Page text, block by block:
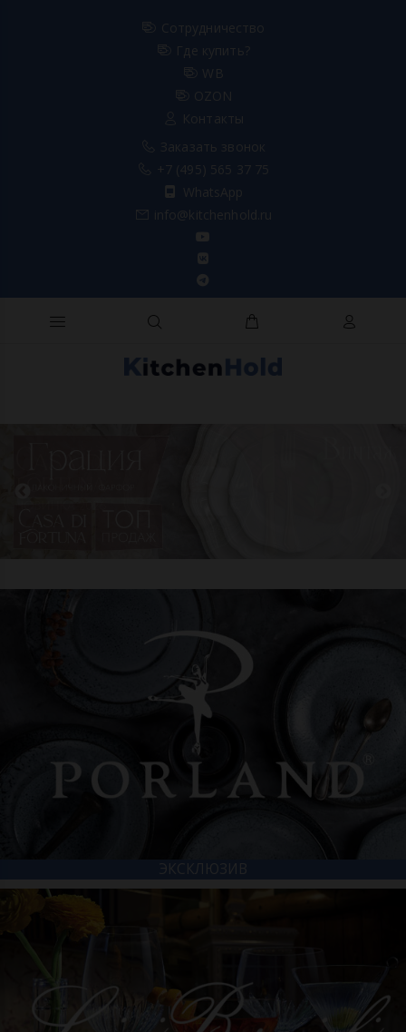
Сотрудничество
Где купить?
WB
OZON
Контакты
Заказать звонок
+7 (495) 565 37 75
WhatsApp
info@kitchenhold.ru
ЭКСКЛЮЗИВ